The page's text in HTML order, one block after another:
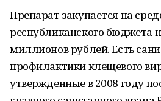
Препарат закупается на
республиканского бюджета
миллионов рублей. Есть
профилактики клещевого
утвержденные в 2008 году